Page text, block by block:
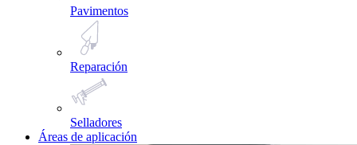
Pavimentos
Reparación
Selladores
Áreas de aplicación